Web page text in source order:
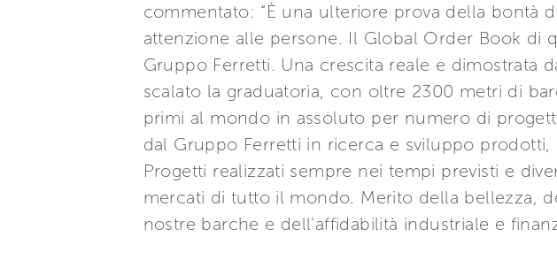
commentato: “È una ulteriore prova della bontà
attenzione alle persone. Il Global Order Book di
Gruppo Ferretti. Una crescita reale e dimostrata
scalato la graduatoria, con oltre 2300 metri di
primi al mondo in assoluto per numero di
dal Gruppo Ferretti in ricerca e sviluppo
Progetti realizzati sempre nei tempi previsti e
mercati di tutto il mondo. Merito della bellezza,
nostre barche e dell’affidabilità industriale e